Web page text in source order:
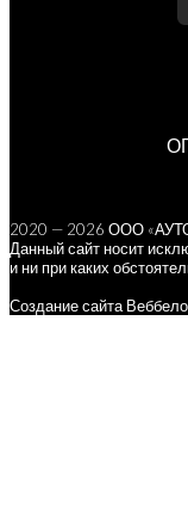
2020 — 2026 ООО
Данный сайт носит
и ни при каких
Создание сайта